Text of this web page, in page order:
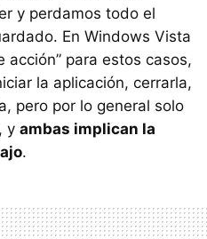
y perdamos todo el
En Windows Vista
acción” para estos casos,
la aplicación, cerrarla,
pero por lo general solo
y ambas implican la
.